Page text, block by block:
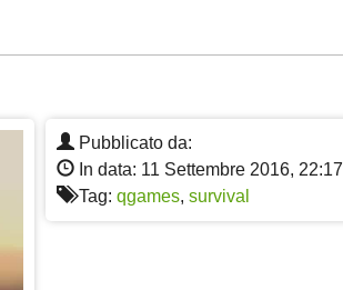
Pubblicato da:
In data: 11 Settembre 2016, 22:17
Tag: qgames, survival